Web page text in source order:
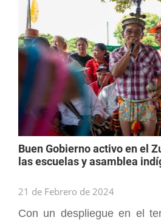
Buen Gobierno activo en el
las escuelas y asamblea
21 de Febrero de 2024
Con un despliegue en el